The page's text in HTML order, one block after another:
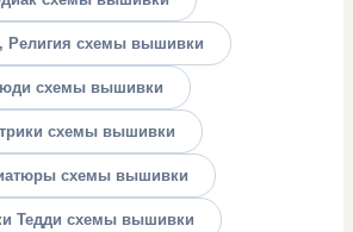
Религия схемы вышивки
схемы вышивки
схемы вышивки
схемы вышивки
Тедди схемы вышивки